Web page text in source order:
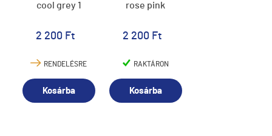
cool grey 1
2 200 Ft
RENDELÉSRE
Kosárba
rose pink
2 200 Ft
RAKTÁRON
Kosárba